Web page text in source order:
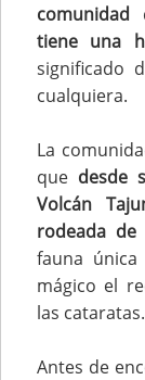
comunidad
tiene una
significado
cualquiera.
La
que desde
Volcán
rodeada de
fauna
mágico el
las cataratas.
Antes de